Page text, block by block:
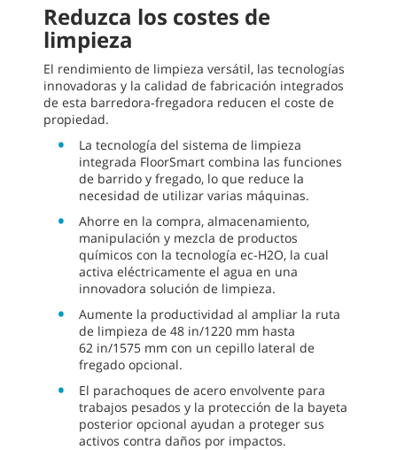
Reduzca los costes de
limpieza
El rendimiento de limpieza versátil, las tecnologías
innovadoras y la calidad de fabricación integrados
de esta barredora-fregadora reducen el coste de
propiedad.
La tecnología del sistema de limpieza
integrada FloorSmart combina las funciones
de barrido y fregado, lo que reduce la
necesidad de utilizar varias máquinas.
Ahorre en la compra, almacenamiento,
manipulación y mezcla de productos
químicos con la tecnología ec-H2O, la cual
activa eléctricamente el agua en una
innovadora solución de limpieza.
Aumente la productividad al ampliar la ruta
de limpieza de 48 in/1220 mm hasta
62 in/1575 mm con un cepillo lateral de
fregado opcional.
El parachoques de acero envolvente para
trabajos pesados y la protección de la bayeta
posterior opcional ayudan a proteger sus
activos contra daños por impactos.